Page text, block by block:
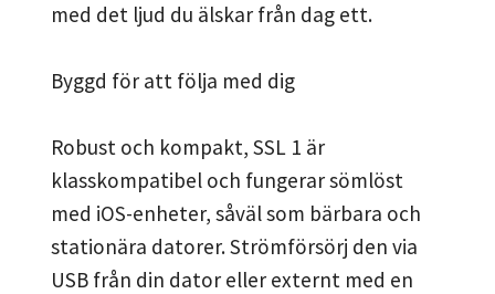
med det ljud du älskar från dag ett.
Byggd för att följa med dig
Robust och kompakt, SSL 1 är
klasskompatibel och fungerar sömlöst
med iOS-enheter, såväl som bärbara och
stationära datorer. Strömförsörj den via
USB från din dator eller externt med en